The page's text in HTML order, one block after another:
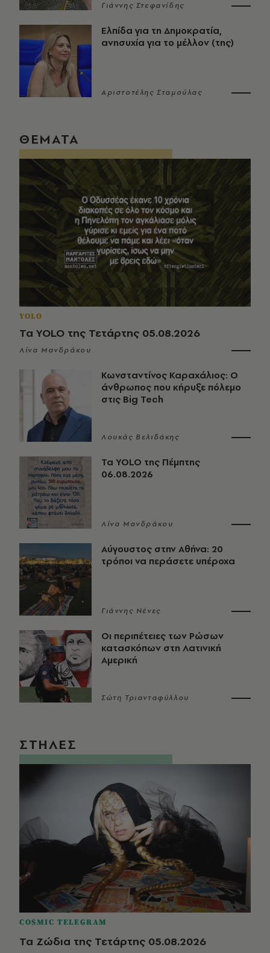
Γιάννης Στεφανίδης
Ελπίδα για τη Δημοκρατία,
ανησυχία για το μέλλον (της)
Αριστοτέλης Σταμούλας
ΘΕΜΑΤΑ
YOLO
Τα YOLO της Τετάρτης 05.08.2026
Λίνα Μανδράκου
Κωνσταντίνος Καραχάλιος: Ο
άνθρωπος που κήρυξε πόλεμο
στις Big Tech
Λουκάς Βελιδάκης
Τα YOLO της Πέμπτης
06.08.2026
Λίνα Μανδράκου
Αύγουστος στην Αθήνα: 20
τρόποι να περάσετε υπέροχα
Γιάννης Νένες
Οι περιπέτειες των Ρώσων
κατασκόπων στη Λατινική
Αμερική
Σώτη Τριανταφύλλου
ΣΤΗΛΕΣ
COSMIC TELEGRAM
Τα Ζώδια της Τετάρτης 05.08.2026